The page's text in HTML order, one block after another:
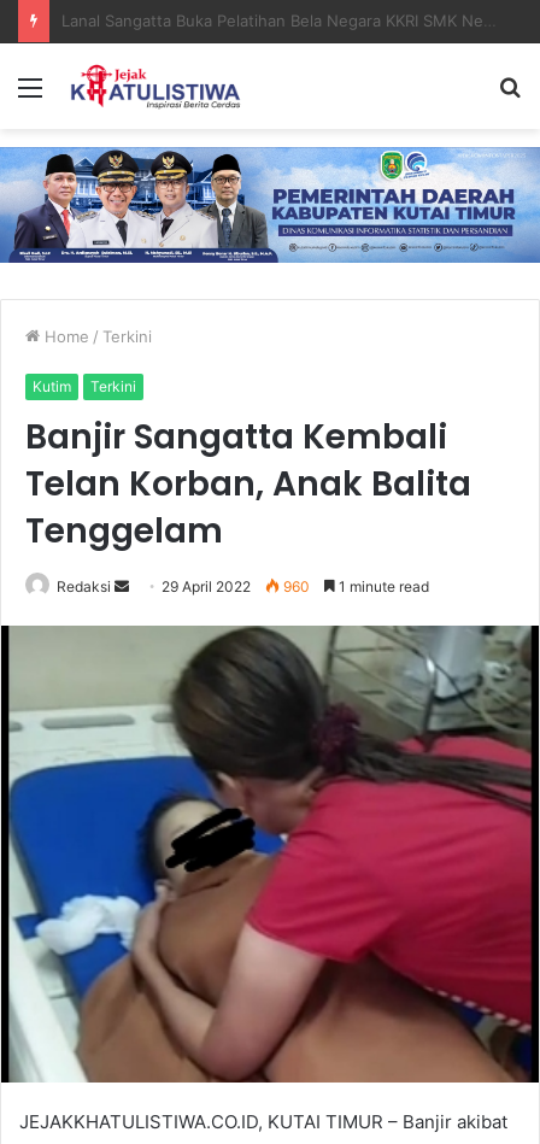
Lanal Sangatta Gelar Khitan Massal Gratis di Desa Muara Bengalon
Menu
Home / Terkini
Kutim Terkini
Banjir Sangatta Kembali
Telan Korban, Anak Balita
Tenggelam
Redaksi
Send 29 April 2022 960 1 minute read
JEJAKKHATULISTIWA.CO.ID, KUTAI TIMUR – Banjir akibat